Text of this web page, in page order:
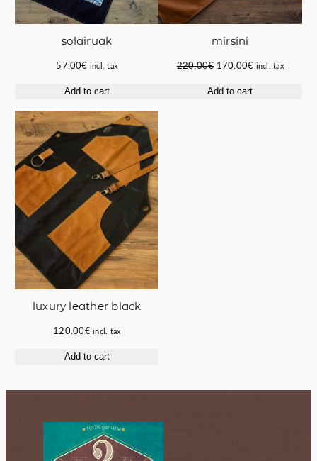
solairuak
57.00€ incl. tax
Add to cart
mirsini
220.00€ Original
was:
170.00€Current
incl. tax
Add to cart
luxury leather black
120.00€ incl. tax
Add to cart